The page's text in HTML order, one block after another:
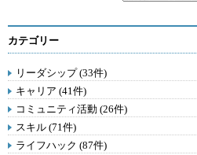
カテゴリー
リーダシップ (33件)
キャリア (41件)
コミュニティ活動 (26件)
スキル (71件)
ライフハック (87件)